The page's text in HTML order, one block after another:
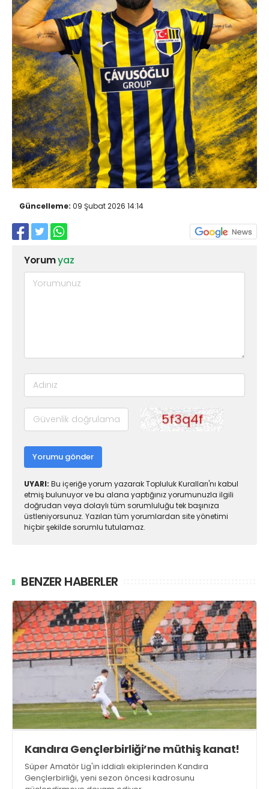
Güncelleme: 09 Şubat 2026 14:14
Yorumyaz
Yorumu gönder
UYARI: Bu içeriğe yorum yazarak Topluluk Kuralları'nı kabul
etmiş bulunuyor ve bu alana yaptığınız yorumunuzla ilgili
doğrudan veya dolaylı tüm sorumluluğu tek başınıza
üstleniyorsunuz. Yazılan tüm yorumlardan site yönetimi
hiçbir şekilde sorumlu tutulamaz.
BENZER HABERLER
Kandıra Gençlerbirliği’ne müthiş kanat!
Süper Amatör Lig'in iddialı ekiplerinden Kandıra
Gençlerbirliği, yeni sezon öncesi kadrosunu